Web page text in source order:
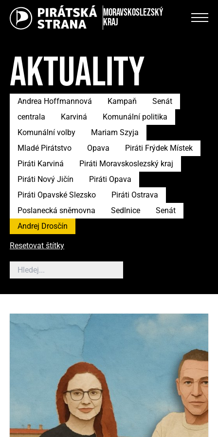
Moravskoslezský
kraj
AKTUALITY
Andrea Hoffmannová Kampaň
Senát
centrala
Karviná
Komunální politika
Komunální volby
Mariam Szyja
Mladé Pirátstvo
Opava
Piráti Frýdek Místek
Piráti Karviná
Piráti Moravskoslezský kraj
Piráti Nový Jičín
Piráti Opava
Piráti Opavské Slezsko
Piráti Ostrava
Poslanecká sněmovna
Sedlnice
Senát
Andrej Drosčín
Resetovat štítky